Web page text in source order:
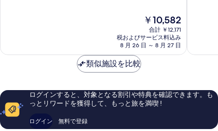
表
る
天
大
店)
北
良
ミ
件
件
現
の
料
金
￥10,582
合計 ￥12,171
税およびサービス料込み
8 月 26 日 ～ 8 月 27 日
素
い、
口
類似施設を比較
ログインすると、対象となる割引や特典を確認できます。も
っとリワードを獲得して、もっと旅を満喫 !
ログイン 無料で登録